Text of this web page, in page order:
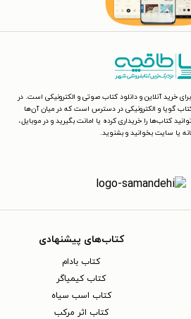
خرید آنلاین و دانلود کتاب صوتی و الکترونیکی است. در
گویا و الکترونیکی در دسترس است که در میان آن‌ها
کتاب‌ها را خریداری کرده یا امانت بگیرید و در موبایل،
یا سایت بخوانید و بشنوید.
کتاب‌های پیشنهادی
کتاب بادام
کتاب کیمیاگر
کتاب اسب سیاه
کتاب اثر مرکب